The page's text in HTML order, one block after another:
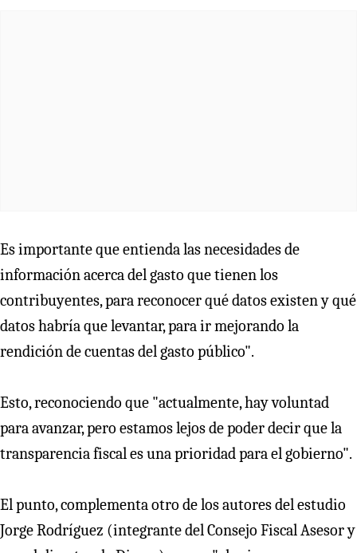
Es importante que entienda las necesidades de
información acerca del gasto que tienen los
contribuyentes, para reconocer qué datos existen y qué
datos habría que levantar, para ir mejorando la
rendición de cuentas del gasto público".
Esto, reconociendo que "actualmente, hay voluntad
para avanzar, pero estamos lejos de poder decir que la
transparencia fiscal es una prioridad para el gobierno".
El punto, complementa otro de los autores del estudio
Jorge Rodríguez (integrante del Consejo Fiscal Asesor y